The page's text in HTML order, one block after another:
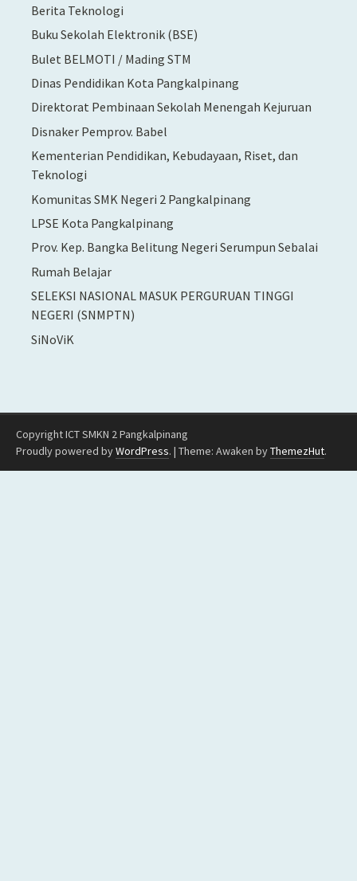
Berita Teknologi
Buku Sekolah Elektronik (BSE)
Bulet BELMOTI / Mading STM
Dinas Pendidikan Kota Pangkalpinang
Direktorat Pembinaan Sekolah Menengah Kejuruan
Disnaker Pemprov. Babel
Kementerian Pendidikan, Kebudayaan, Riset, dan
Teknologi
Komunitas SMK Negeri 2 Pangkalpinang
LPSE Kota Pangkalpinang
Prov. Kep. Bangka Belitung Negeri Serumpun Sebalai
Rumah Belajar
SELEKSI NASIONAL MASUK PERGURUAN TINGGI
NEGERI (SNMPTN)
SiNoViK
Copyright ICT SMKN 2 Pangkalpinang
Proudly powered byWordPress. | Theme: Awaken byThemezHut.